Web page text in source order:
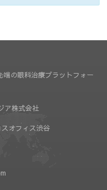
の眼科治療プラットフォー
ア株式会社
オフィス渋谷